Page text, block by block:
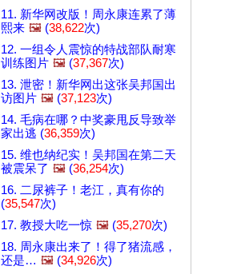
11. 新华网改版！周永康连累了薄
熙来 🖼️ (38,622次)
12. 一组令人震惊的特战部队耐寒
训练图片 🖼️ (37,367次)
13. 泄密！新华网出这张吴邦国出
访图片 🖼️ (37,123次)
14. 毛病在哪？中奖豪甩反导致举
家出逃 (36,359次)
15. 维也纳纪实！吴邦国在第二天
被震呆了 🖼️ (36,254次)
16. 二尿裤子！老江，真有你的
(35,547次)
17. 教授大吃一惊 🖼️ (35,270次)
18. 周永康出来了！得了猪流感，
还是… 🖼️ (34,926次)